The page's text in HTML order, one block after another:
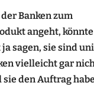
Banken zum
angeht,
sagen, sie sind
vielleicht gar
sie den Auftrag